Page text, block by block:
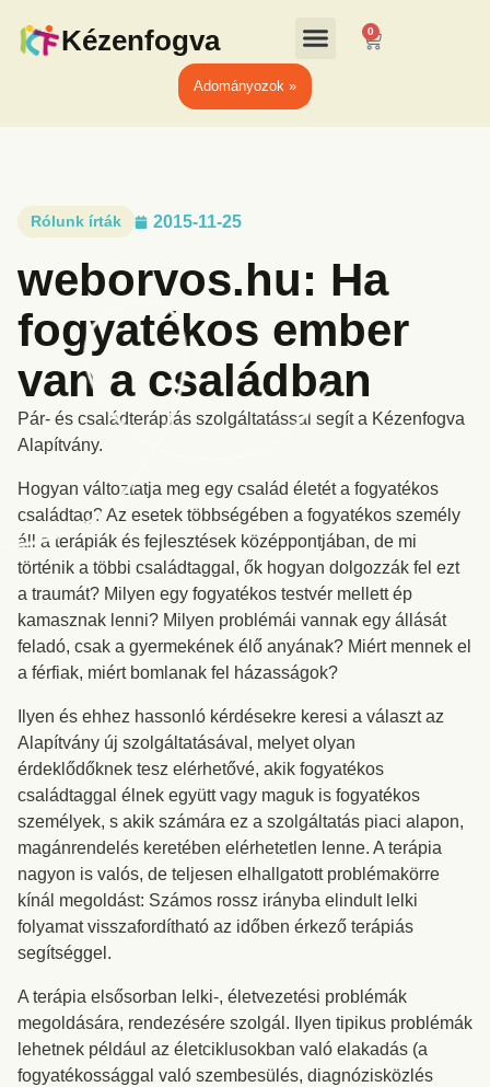
Kézenfogva 0
Adományozok »
Rólunk írták 2015-11-25
weborvos.hu: Ha
fogyatékos ember
van a családban
Pár- és családterápiás szolgáltatással segít a Kézenfogva
Alapítvány.
Hogyan változtatja meg egy család életét a fogyatékos
családtag? Az esetek többségében a fogyatékos személy
áll a terápiák és fejlesztések középpontjában, de mi
történik a többi családtaggal, ők hogyan dolgozzák fel ezt
a traumát? Milyen egy fogyatékos testvér mellett ép
kamasznak lenni? Milyen problémái vannak egy állását
feladó, csak a gyermekének élő anyának? Miért mennek el
a férfiak, miért bomlanak fel házasságok?
Ilyen és ehhez hassonló kérdésekre keresi a választ az
Alapítvány új szolgáltatásával, melyet olyan
érdeklődőknek tesz elérhetővé, akik fogyatékos
családtaggal élnek együtt vagy maguk is fogyatékos
személyek, s akik számára ez a szolgáltatás piaci alapon,
magánrendelés keretében elérhetetlen lenne. A terápia
nagyon is valós, de teljesen elhallgatott problémakörre
kínál megoldást: Számos rossz irányba elindult lelki
folyamat visszafordítható az időben érkező terápiás
segítséggel.
A terápia elsősorban lelki-, életvezetési problémák
megoldására, rendezésére szolgál. Ilyen tipikus problémák
lehetnek például az életciklusokban való elakadás (a
fogyatékossággal való szembesülés, diagnózisközlés